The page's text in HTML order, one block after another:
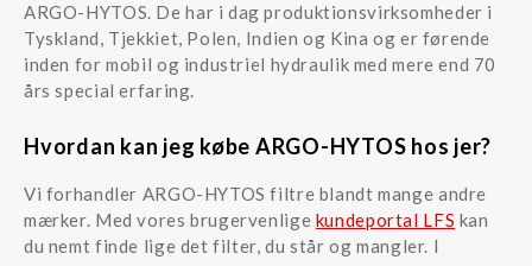
ARGO-HYTOS. De har i dag produktionsvirksomheder i
Tyskland, Tjekkiet, Polen, Indien og Kina og er førende
inden for mobil og industriel hydraulik med mere end 70
års special erfaring.
Hvordan kan jeg købe ARGO-HYTOS hos jer?
Vi forhandler ARGO-HYTOS filtre blandt mange andre
mærker. Med vores brugervenlige kundeportal LFS kan
du nemt finde lige det filter, du står og mangler. I